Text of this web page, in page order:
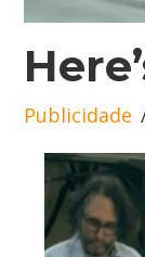
Publicidade